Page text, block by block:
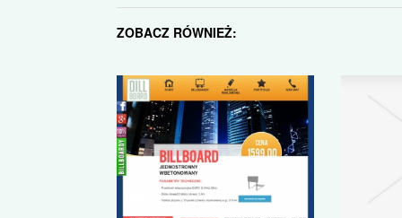
ZOBACZ RÓWNIEŻ: